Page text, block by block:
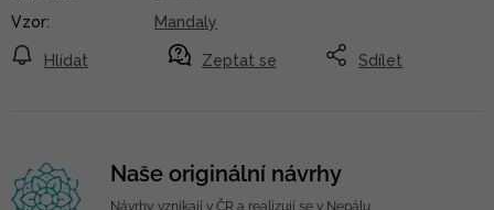
Zeptat se
Hlídat Sdílet
Vzor: Mandaly
Naše originální návrhy
Návrhy vznikají v ČR a realizují se v Nepálu